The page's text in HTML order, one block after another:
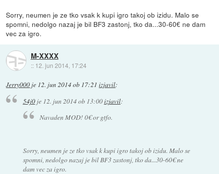
Sorry, neumen je ze tko vsak k kupi igro takoj ob izidu. Malo se
spomni, nedolgo nazaj je bil BF3 zastonj, tko da...30-60€ ne dam
vec za igro.
M-XXXX
:: 12. jun 2014, 17:24
Jerry000 je 12. jun 2014 ob 17:21 izjavil:
54j0je 12. jun 2014 ob 13:00izjavil:
Navaden MOD! 0€ or gtfo.
Sorry, neumen je ze tko vsak k kupi igro takoj ob izidu. Malo se
spomni, nedolgo nazaj je bil BF3 zastonj, tko da...30-60€ ne
dam vec za igro.